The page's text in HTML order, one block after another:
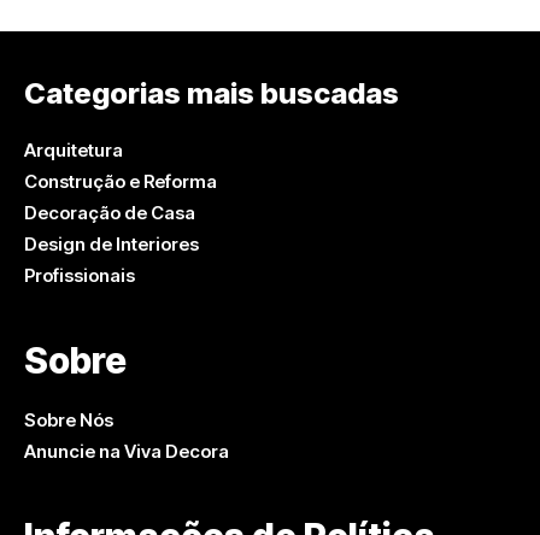
Categorias mais buscadas
Arquitetura
Construção e Reforma
Decoração de Casa
Design de Interiores
Profissionais
Sobre
Sobre Nós
Anuncie na Viva Decora